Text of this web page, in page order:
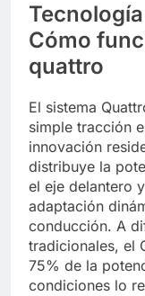
Cómo
quattro
El sistema
simple tracción
innovación
distribuye la
el eje delantero
adaptación
conducción. A
tradicionales, el
75% de la
condiciones lo